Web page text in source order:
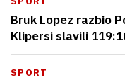
Bruk Lopez razbio
Klipersi slavili
SPORT